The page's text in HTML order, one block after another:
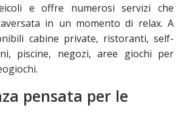
e offre numerosi servizi che
in un momento di relax. A
cabine private, ristoranti, self-
piscine, negozi, aree giochi per
pensata per le